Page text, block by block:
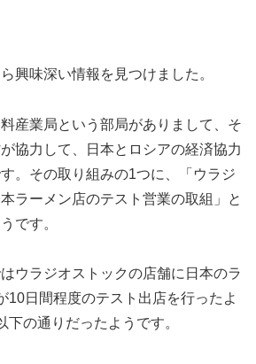
興味深い情報を見つけました。
産業局という部局がありまして、そ
協力して、日本とロシアの経済協力
。その取り組みの1つに、「ウラジ
ラーメン店のテスト営業の取組」と
です。
ウラジオストックの店舗に日本のラ
10日間程度のテスト出店を行ったよ
下の通りだったようです。